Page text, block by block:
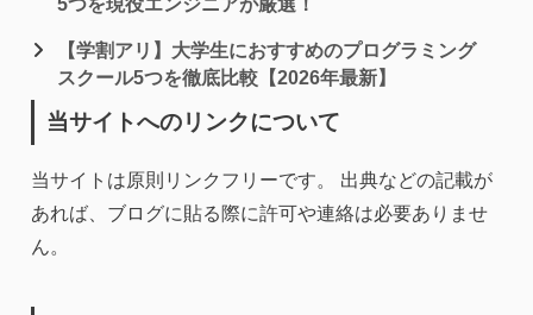
【学割アリ】大学生におすすめのプログラミング
スクール5つを徹底比較【2026年最新】
当サイトへのリンクについて
当サイトは原則リンクフリーです。 出典などの記載が
あれば、ブログに貼る際に許可や連絡は必要ありませ
ん。